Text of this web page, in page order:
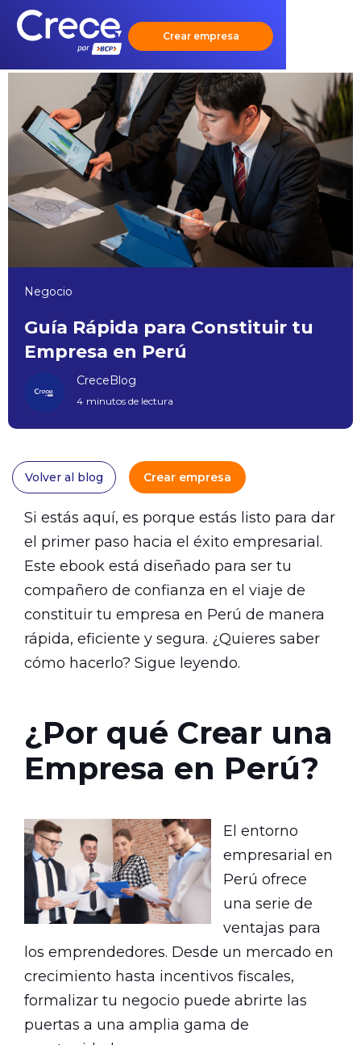
Crear empresa
Negocio
Guía Rápida para Constituir tu
Empresa en Perú
CreceBlog
4 minutos de lectura
Volver al blog Crear empresa
Si estás aquí, es porque estás listo para dar
el primer paso hacia el éxito empresarial.
Este ebook está diseñado para ser tu
compañero de confianza en el viaje de
constituir tu empresa en Perú de manera
rápida, eficiente y segura. ¿Quieres saber
cómo hacerlo? Sigue leyendo.
¿Por qué Crear una
Empresa en Perú?
El entorno
empresarial en
Perú ofrece
una serie de
ventajas para
los emprendedores. Desde un mercado en
crecimiento hasta incentivos fiscales,
formalizar tu negocio puede abrirte las
puertas a una amplia gama de